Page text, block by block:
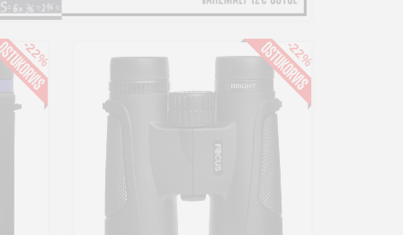
-22% -22%